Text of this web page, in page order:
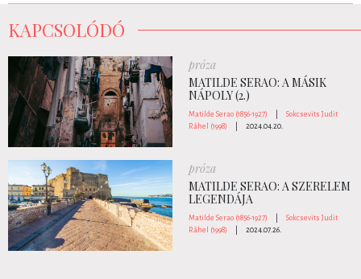
KAPCSOLÓDÓ
próza
MATILDE SERAO: A MÁSIK
NÁPOLY (2.)
Matilde Serao (1856-1927)
Sokcsevits Judit
Ráhel (1998)
2024.04.20.
próza
MATILDE SERAO: A SZERELEM
LEGENDÁJA
Matilde Serao (1856-1927)
Sokcsevits Judit
Ráhel (1998)
2024.07.26.